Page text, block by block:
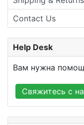
Contact Us
Help Desk
Вам нужна
Свяжитесь с